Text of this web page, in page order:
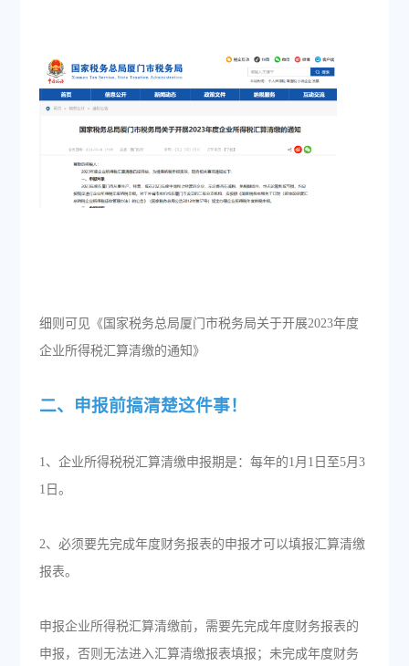
细则可见《国家税务总局厦门市税务局关于开展2023年度
企业所得税汇算清缴的通知》
二、申报前搞清楚这件事！
1、企业所得税税汇算清缴申报期是：每年的1月1日至5月3
1日。
2、必须要先完成年度财务报表的申报才可以填报汇算清缴
报表。
申报企业所得税汇算清缴前，需要先完成年度财务报表的
申报，否则无法进入汇算清缴报表填报；未完成年度财务